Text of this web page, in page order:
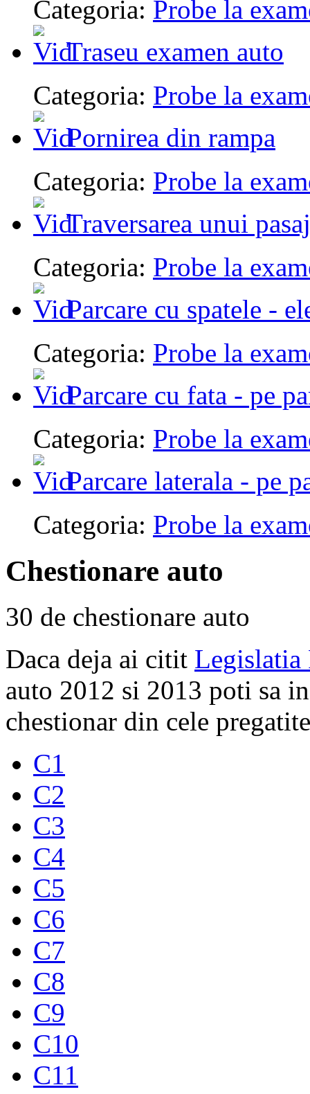
Categoria: Probe la
Traseu examen auto
Categoria: Probe la
Pornirea din rampa
Categoria: Probe la
Traversarea unui
Categoria: Probe la
Parcare cu spatele -
Categoria: Probe la
Parcare cu fata - pe
Categoria: Probe la
Parcare laterala - pe
Categoria: Probe la
Chestionare auto
30 de chestionare auto
Daca deja ai citit Legislatia
auto 2012 si 2013 poti sa
chestionar din cele
C1
C2
C3
C4
C5
C6
C7
C8
C9
C10
C11